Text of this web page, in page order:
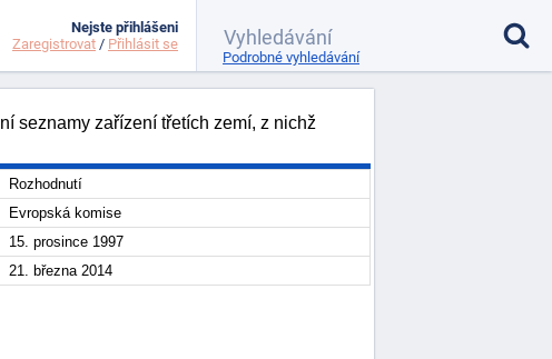
seznamy zařízení třetích zemí, z nichž
Rozhodnutí
Evropská komise
15. prosince 1997
21. března 2014
Nejste přihlášeni
Zaregistrovat / Přihlásit se
Podrobné vyhledávání